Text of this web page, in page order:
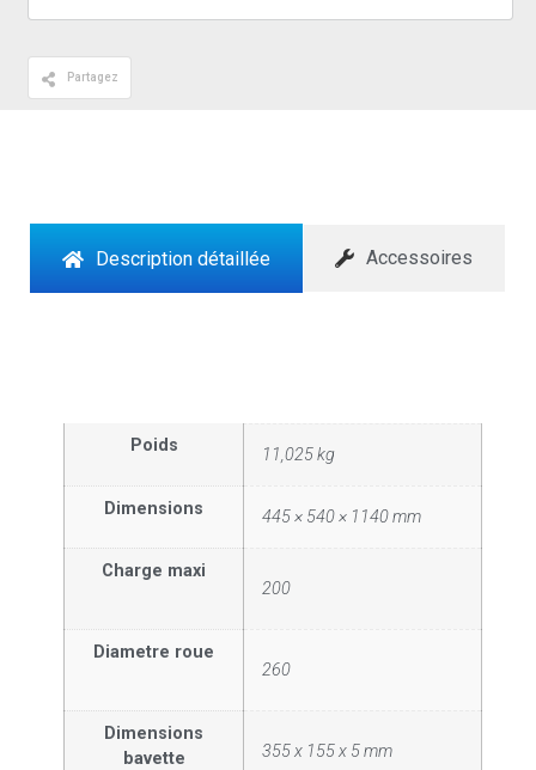
Partagez
Description détaillée Accessoires
Poids 11,025 kg
Dimensions 445 × 540 × 1140 mm
Charge maxi
200
Diametre roue
260
Dimensions
bavette
355 x 155 x 5 mm